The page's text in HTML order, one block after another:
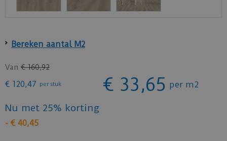
Bereken aantal M2
Van € 160,92
€ 120,47 per stuk € 33,65 per m2
Nu met 25% korting
- € 40,45